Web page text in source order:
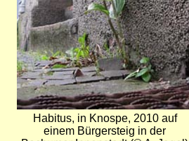
Habitus, in Knospe, 2010 auf
einem Bürgersteig in der